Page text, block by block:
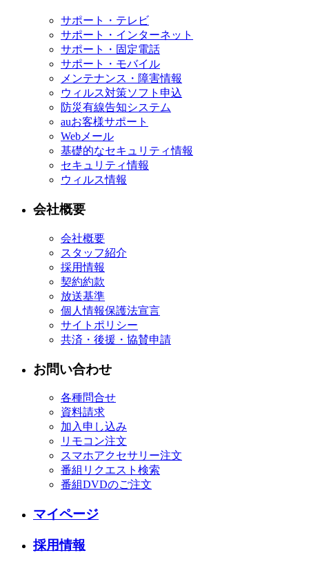
サポート・テレビ
サポート・インターネット
サポート・固定電話
サポート・モバイル
メンテナンス・障害情報
ウィルス対策ソフト申込
防災有線告知システム
auお客様サポート
Webメール
基礎的なセキュリティ情報
セキュリティ情報
ウィルス情報
会社概要
会社概要
スタッフ紹介
採用情報
契約約款
放送基準
個人情報保護法宣言
サイトポリシー
共済・後援・協賛申請
お問い合わせ
各種問合せ
資料請求
加入申し込み
リモコン注文
スマホアクセサリー注文
番組リクエスト検索
番組DVDのご注文
マイページ
採用情報